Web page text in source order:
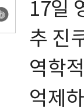
17일
추 진
역학
억제